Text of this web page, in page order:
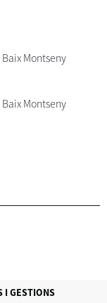
Montseny
Montseny
I GESTIONS